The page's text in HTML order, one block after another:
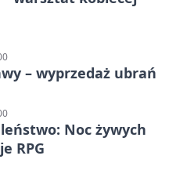
– wyprzedaż ubrań
Noc żywych
RPG